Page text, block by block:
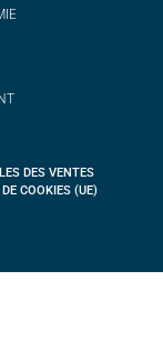
DES VENTES
COOKIES (UE)